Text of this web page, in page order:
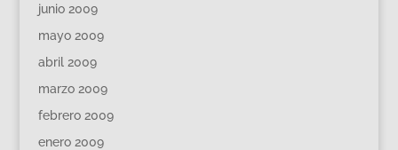
junio 2009
mayo 2009
abril 2009
marzo 2009
febrero 2009
enero 2009